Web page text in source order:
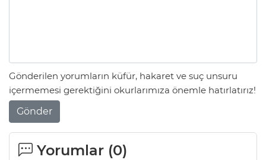
Gönderilen yorumların küfür, hakaret ve suç unsuru
içermemesi gerektiğini okurlarımıza önemle hatırlatırız!
Gönder
Yorumlar (0)